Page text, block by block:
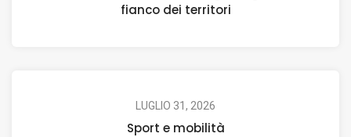
fianco dei territori
LUGLIO 31, 2026
Sport e mobilità